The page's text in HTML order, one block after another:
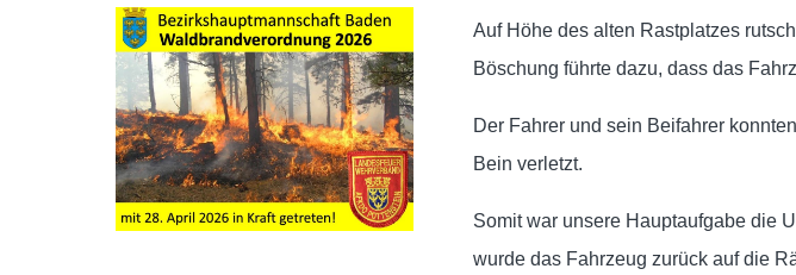
Auf Höhe des alten Rastplatzes
Böschung führte dazu, dass das
Der Fahrer und sein Beifahrer
Bein verletzt.
Somit war unsere Hauptaufgabe die
wurde das Fahrzeug zurück auf die